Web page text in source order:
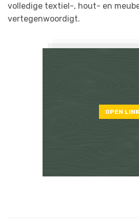
volledige textiel-, hout- en
vertegenwoordigt.
OPEN LINK